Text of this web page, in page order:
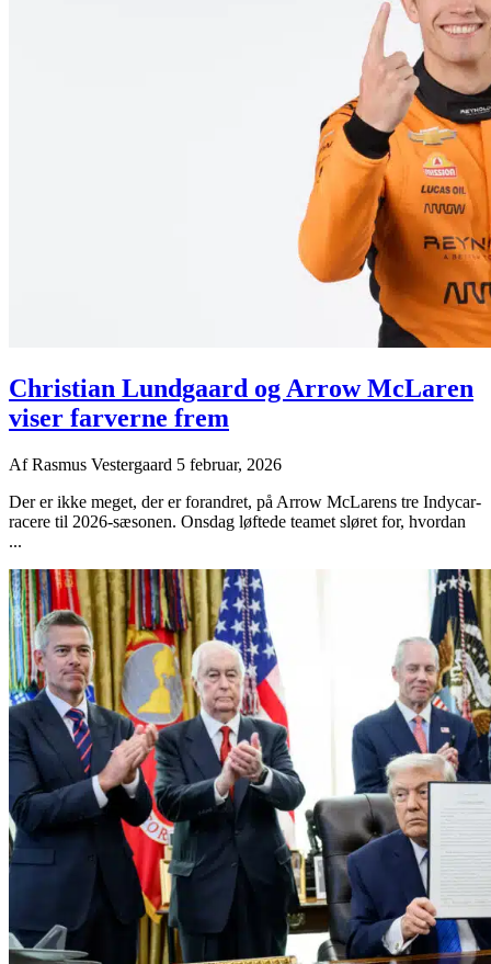
Christian Lundgaard og Arrow McLaren
viser farverne frem
AfRasmus Vestergaard 5 februar, 2026
Der er ikke meget, der er forandret, på Arrow McLarens tre Indycar-
racere til 2026-sæsonen. Onsdag løftede teamet sløret for, hvordan
...